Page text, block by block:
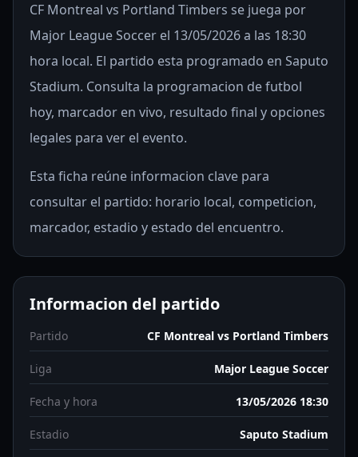
CF Montreal vs Portland Timbers se juega por
Major League Soccer el 13/05/2026 a las 18:30
hora local. El partido esta programado en Saputo
Stadium. Consulta la programacion de futbol
hoy, marcador en vivo, resultado final y opciones
legales para ver el evento.
Esta ficha reúne informacion clave para
consultar el partido: horario local, competicion,
marcador, estadio y estado del encuentro.
Informacion del partido
Partido CF Montreal vs Portland Timbers
Liga Major League Soccer
Fecha y hora 13/05/2026 18:30
Estadio Saputo Stadium